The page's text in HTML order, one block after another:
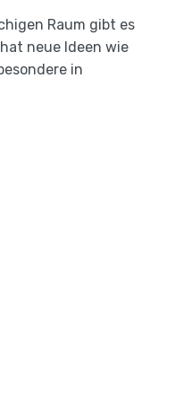
Raum gibt es
neue Ideen wie
in